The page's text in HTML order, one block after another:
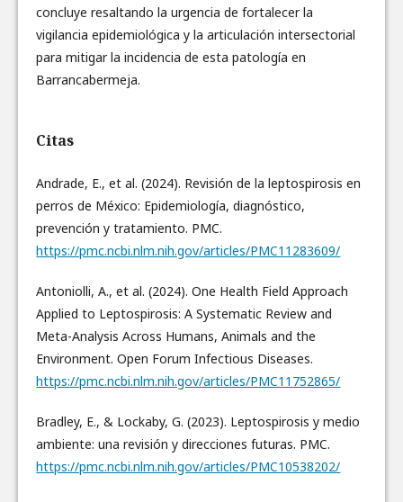
concluye resaltando la urgencia de fortalecer la
vigilancia epidemiológica y la articulación intersectorial
para mitigar la incidencia de esta patología en
Barrancabermeja.
Citas
Andrade, E., et al. (2024). Revisión de la leptospirosis en
perros de México: Epidemiología, diagnóstico,
prevención y tratamiento. PMC.
https://pmc.ncbi.nlm.nih.gov/articles/PMC11283609/
Antoniolli, A., et al. (2024). One Health Field Approach
Applied to Leptospirosis: A Systematic Review and
Meta-Analysis Across Humans, Animals and the
Environment. Open Forum Infectious Diseases.
https://pmc.ncbi.nlm.nih.gov/articles/PMC11752865/
Bradley, E., & Lockaby, G. (2023). Leptospirosis y medio
ambiente: una revisión y direcciones futuras. PMC.
https://pmc.ncbi.nlm.nih.gov/articles/PMC10538202/